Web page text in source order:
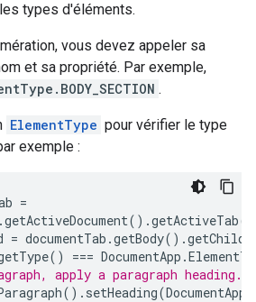
types d'éléments.
vous devez appeler sa
et sa propriété. Par exemple,
.
ElementType pour vérifier le type
exemple :
=
.getActiveDocument().getActiveTab
= documentTab .getBody().getChild
() === DocumentApp .
apply a paragraph heading.
(). setHeading(DocumentApp